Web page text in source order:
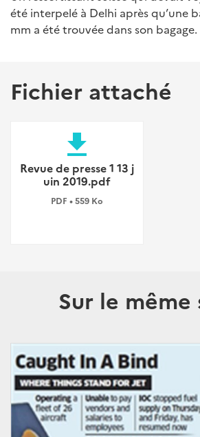
été interpelé à Delhi après qu’une
mm a été trouvée dans son bagage.
Fichier attaché
file_download
Revue de presse 1 13 j
uin 2019.pdf
PDF • 559 Ko
Sur le même